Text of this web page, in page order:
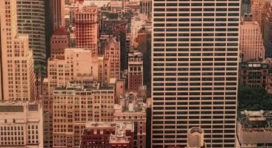
14.67$ .80/sq ft